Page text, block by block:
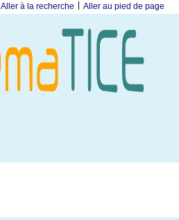
Aller à la recherche Aller au pied de page